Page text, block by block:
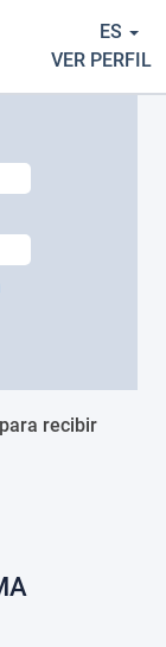
ES
VER PERFIL
recibir